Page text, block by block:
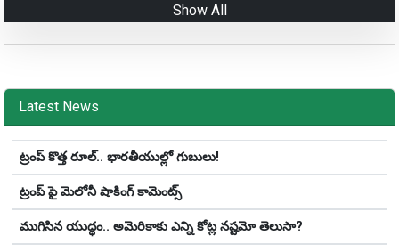
Show All
Latest News
ట్రంప్ కొత్త రూల్.. భారతీయుల్లో గుబులు!
ట్రంప్ పై మెలోనీ షాకింగ్ కామెంట్స్
ముగిసిన యుద్ధం.. అమెరికాకు ఎన్ని కోట్ల న‌ష్ట‌మో తెలుసా?